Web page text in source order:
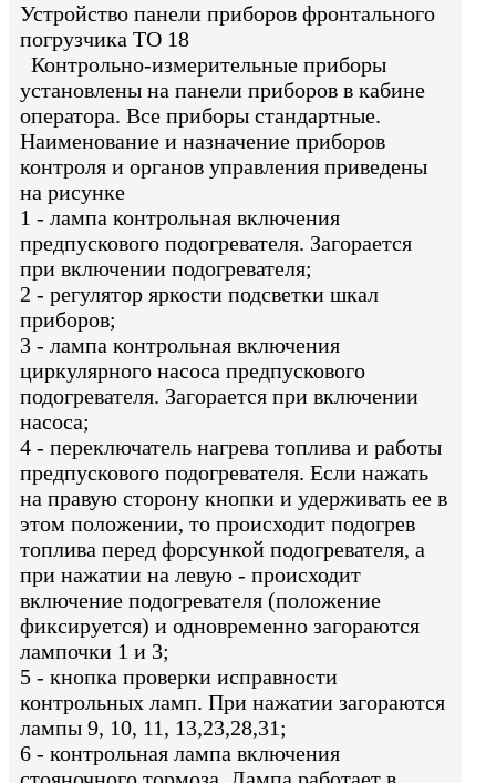
Устройство панели приборов фронтального
погрузчика ТО 18
Контрольно-измерительные приборы
установлены на панели приборов в кабине
оператора. Все приборы стандартные.
Наименование и назначение приборов
контроля и органов управления приведены
на рисунке
1 - лампа контрольная включения
предпускового подогревателя. Загорается
при включении подогревателя;
2 - регулятор яркости подсветки шкал
приборов;
3 - лампа контрольная включения
циркулярного насоса предпускового
подогревателя. Загорается при включении
насоса;
4 - переключатель нагрева топлива и работы
предпускового подогревателя. Если нажать
на правую сторону кнопки и удерживать ее в
этом положении, то происходит подогрев
топлива перед форсункой подогревателя, а
при нажатии на левую - происходит
включение подогревателя (положение
фиксируется) и одновременно загораются
лампочки 1 и 3;
5 - кнопка проверки исправности
контрольных ламп. При нажатии загораются
лампы 9, 10, 11, 13,23,28,31;
6 - контрольная лампа включения